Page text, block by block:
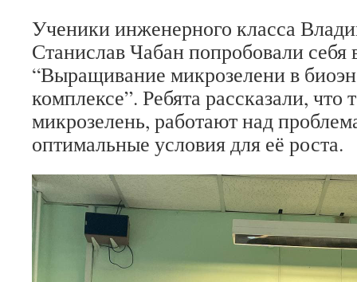
Ученики инженерного класса
Станислав Чабан попробовали себя
“Выращивание микрозелени в
комплексе”. Ребята рассказали, что
микрозелень, работают над
оптимальные условия для её роста.